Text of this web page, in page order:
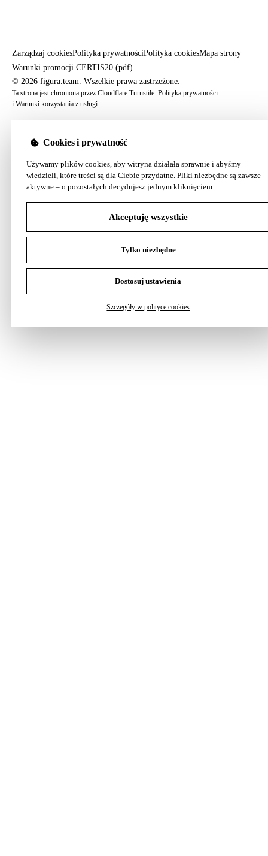
Zarządzaj cookiesPolityka prywatnościPolityka cookiesMapa strony
Warunki promocji CERTIS20 (pdf)
© 2026 figura.team. Wszelkie prawa zastrzeżone.
Ta strona jest chroniona przez Cloudflare Turnstile: Polityka prywatności
i Warunki korzystania z usługi.
Cookies i prywatność
Używamy plików cookies, aby witryna działała sprawnie i abyśmy
wiedzieli, które treści są dla Ciebie przydatne. Pliki niezbędne są zawsze
aktywne – o pozostałych decydujesz jednym kliknięciem.
Akceptuję wszystkie
Tylko niezbędne
Dostosuj ustawienia
Szczegóły w polityce cookies